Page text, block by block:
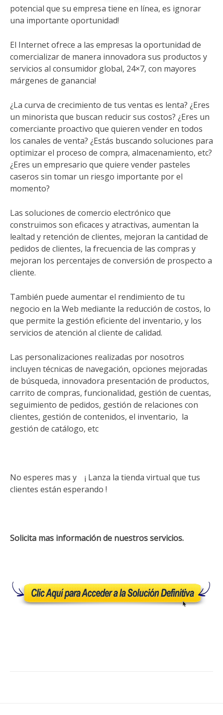
potencial que su empresa tiene en línea, es ignorar
una importante oportunidad!
El Internet ofrece a las empresas la oportunidad de
comercializar de manera innovadora sus productos y
servicios al consumidor global, 24×7, con mayores
márgenes de ganancia!
¿La curva de crecimiento de tus ventas es lenta? ¿Eres
un minorista que buscan reducir sus costos? ¿Eres un
comerciante proactivo que quieren vender en todos
los canales de venta? ¿Estás buscando soluciones para
optimizar el proceso de compra, almacenamiento, etc?
¿Eres un empresario que quiere vender pasteles
caseros sin tomar un riesgo importante por el
momento?
Las soluciones de comercio electrónico que
construimos son eficaces y atractivas, aumentan la
lealtad y retención de clientes, mejoran la cantidad de
pedidos de clientes, la frecuencia de las compras y
mejoran los percentajes de conversión de prospecto a
cliente.
También puede aumentar el rendimiento de tu
negocio en la Web mediante la reducción de costos, lo
que permite la gestión eficiente del inventario, y los
servicios de atención al cliente de calidad.
Las personalizaciones realizadas por nosotros
incluyen técnicas de navegación, opciones mejoradas
de búsqueda, innovadora presentación de productos,
carrito de compras, funcionalidad, gestión de cuentas,
seguimiento de pedidos, gestión de relaciones con
clientes, gestión de contenidos, el inventario, la
gestión de catálogo, etc
No esperes mas y ¡ Lanza la tienda virtual que tus
clientes están esperando !
Solicita mas información de nuestros servicios.